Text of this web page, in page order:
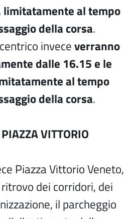
limitatamente al tempo
della corsa.
inveceverranno
dalle 16.15 e le
al tempo
della corsa.
VITTORIO
Piazza Vittorio Veneto,
dei corridori, dei
il parcheggio